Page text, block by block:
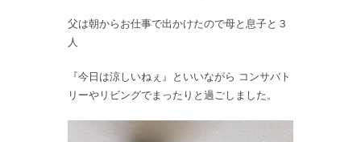
父は朝からお仕事で出かけたので母と息子と３
人
『今日は涼しいねぇ』といいながら コンサバト
リーやリビングでまったりと過ごしました。